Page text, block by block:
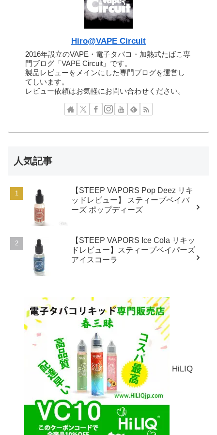
Hiro@VAPE Circuit
2016年設立のVAPE・電子タバコ・加熱式たばこ専
門ブログ「VAPE Circuit」です。
製品レビューをメインにした専門ブログを運営し
てしいます。
レビュー依頼はお気軽にお問い合わせください。
人気記事
【STEEP VAPORS Pop Deez リキ
ッドレビュー】 スティープベイパ
ーズ ポップディーズ
【STEEP VAPORS Ice Cola リキッ
ドレビュー】スティープベイパーズ
アイスコーラ
HiLIQ